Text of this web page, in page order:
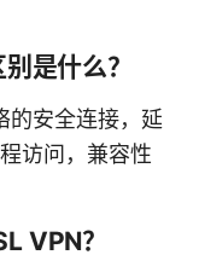
是什么？
的安全连接，延
访问，兼容性
VPN？